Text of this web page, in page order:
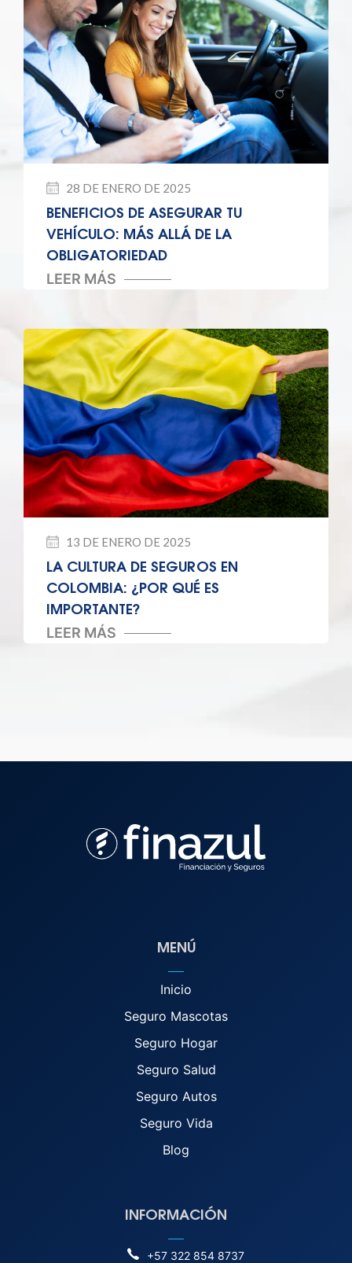
28 DE ENERO DE 2025
BENEFICIOS DE ASEGURAR TU
VEHÍCULO: MÁS ALLÁ DE LA
OBLIGATORIEDAD
LEER MÁS
13 DE ENERO DE 2025
LA CULTURA DE SEGUROS EN
COLOMBIA: ¿POR QUÉ ES
IMPORTANTE?
LEER MÁS
MENÚ
Inicio
Seguro Mascotas
Seguro Hogar
Seguro Salud
Seguro Autos
Seguro Vida
Blog
INFORMACIÓN
+57 322 854 8737